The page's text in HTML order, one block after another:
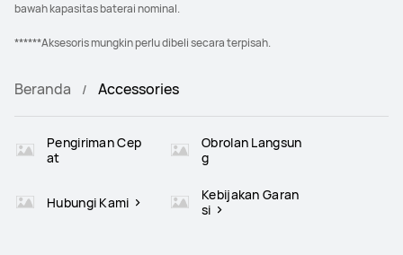
bawah kapasitas baterai nominal.
******Aksesoris mungkin perlu dibeli secara terpisah.
Beranda Accessories
Pengiriman Cep
at
Obrolan Langsun
g
Hubungi Kami
Kebijakan Garan
si